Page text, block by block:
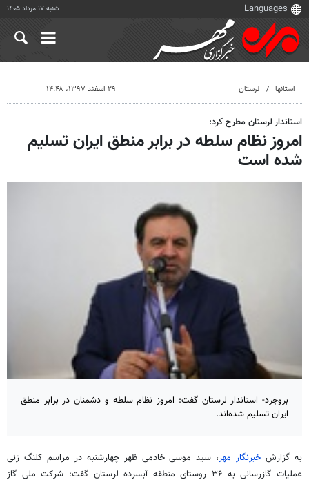
شنبه ۱۷ مرداد ۱۴۰۵
استانها لرستان ۲۹ اسفند ۱۳۹۷، ۱۴:۴۸
استاندار لرستان مطرح کرد:
امروز نظام سلطه در برابر منطق ایران تسلیم
شده است
بروجرد- استاندار لرستان گفت: امروز نظام سلطه و دشمنان در برابر منطق
ایران تسلیم شده‌اند.
به گزارشخبرنگار مهر، سید موسی خادمی ظهر چهارشنبه در مراسم کلنگ زنی
عملیات گازرسانی به ۳۶ روستای منطقه آبسرده لرستان گفت: شرکت ملی گاز